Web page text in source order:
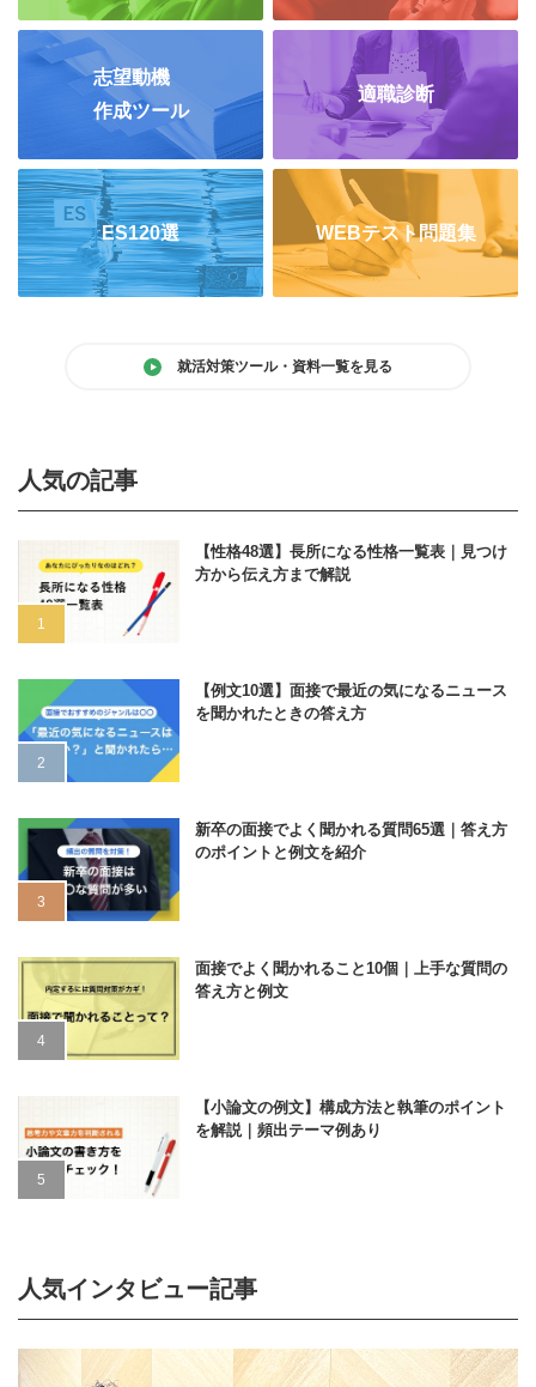
志望動機
作成ツール
適職診断
ES120選 WEBテスト問題集
就活対策ツール・資料一覧を見る
人気の記事
【性格48選】長所になる性格一覧表｜見つけ
方から伝え方まで解説
【例文10選】面接で最近の気になるニュース
を聞かれたときの答え方
新卒の面接でよく聞かれる質問65選｜答え方
のポイントと例文を紹介
面接でよく聞かれること10個｜上手な質問の
答え方と例文
【小論文の例文】構成方法と執筆のポイント
を解説｜頻出テーマ例あり
人気インタビュー記事